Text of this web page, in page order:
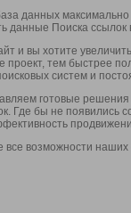
данных
данные Поиска
и вы хотите
проект, тем быстрее
систем и
готовые
Где бы не появились
все возможности наших